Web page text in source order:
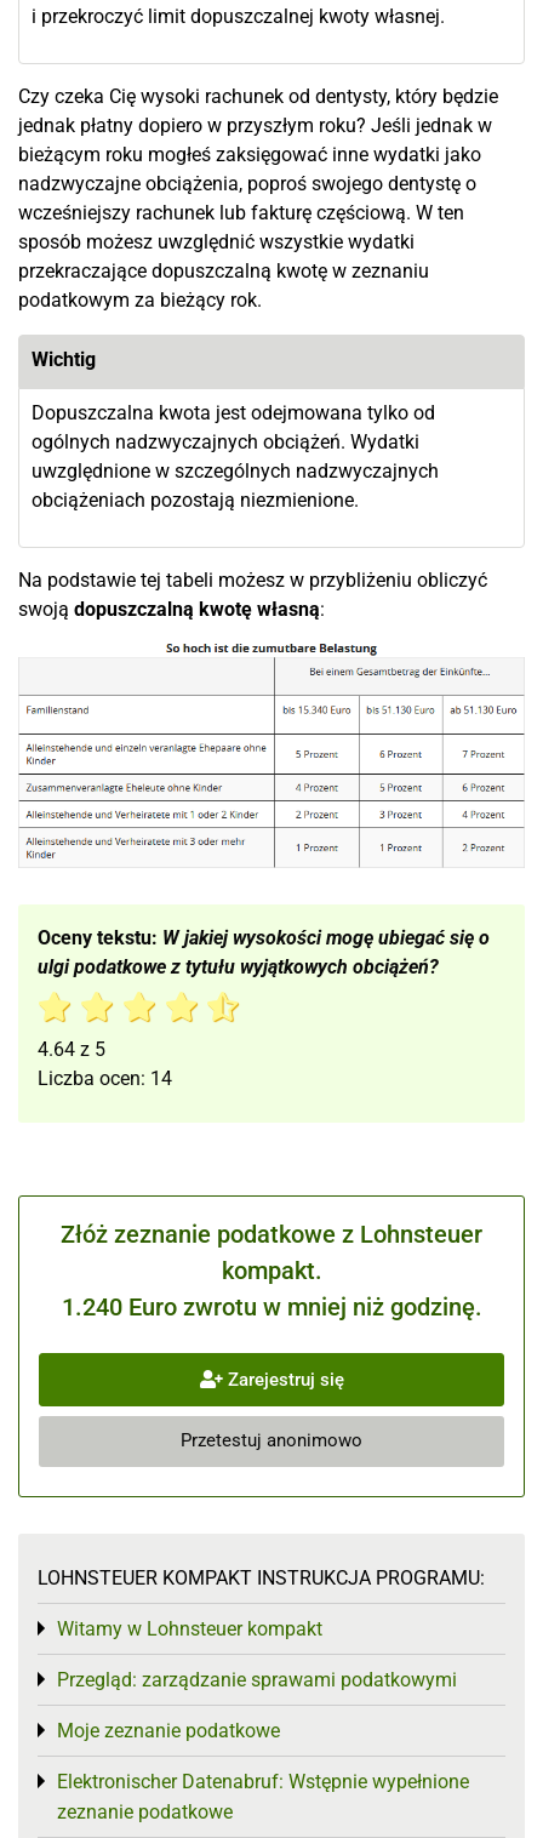
i przekroczyć limit dopuszczalnej kwoty własnej.
Czy czeka Cię wysoki rachunek od dentysty, który będzie
jednak płatny dopiero w przyszłym roku? Jeśli jednak w
bieżącym roku mogłeś zaksięgować inne wydatki jako
nadzwyczajne obciążenia, poproś swojego dentystę o
wcześniejszy rachunek lub fakturę częściową. W ten
sposób możesz uwzględnić wszystkie wydatki
przekraczające dopuszczalną kwotę w zeznaniu
podatkowym za bieżący rok.
Wichtig
Dopuszczalna kwota jest odejmowana tylko od
ogólnych nadzwyczajnych obciążeń. Wydatki
uwzględnione w szczególnych nadzwyczajnych
obciążeniach pozostają niezmienione.
Na podstawie tej tabeli możesz w przybliżeniu obliczyć
swoją dopuszczalną kwotę własną:
Oceny tekstu: W jakiej wysokości mogę ubiegać się o
ulgi podatkowe z tytułu wyjątkowych obciążeń?
4.64 z 5
Liczba ocen: 14
Złóż zeznanie podatkowe z Lohnsteuer
kompakt.
1.240 Euro zwrotu w mniej niż godzinę.
Zarejestruj się
Przetestuj anonimowo
LOHNSTEUER KOMPAKT INSTRUKCJA PROGRAMU:
Witamy w Lohnsteuer kompakt
Toggle menu
Przegląd: zarządzanie sprawami podatkowymi
Toggle menu
Moje zeznanie podatkowe
Toggle menu
Elektronischer Datenabruf: Wstępnie wypełnione
zeznanie podatkowe
Toggle menu